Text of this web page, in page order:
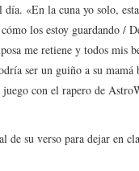
día. «En la cuna yo solo,
los estoy guardando /
me retiene y todos mis
ser un guiño a su
juego con el rapero de
su verso para dejar en